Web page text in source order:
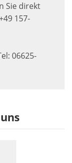
Sie direkt
157-
06625-